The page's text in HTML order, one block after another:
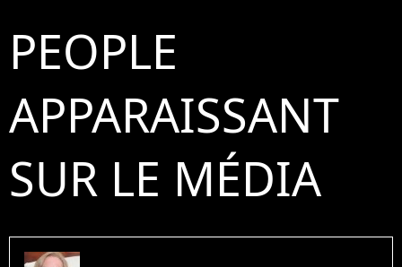
PEOPLE
APPARAISSANT
SUR LE MÉDIA